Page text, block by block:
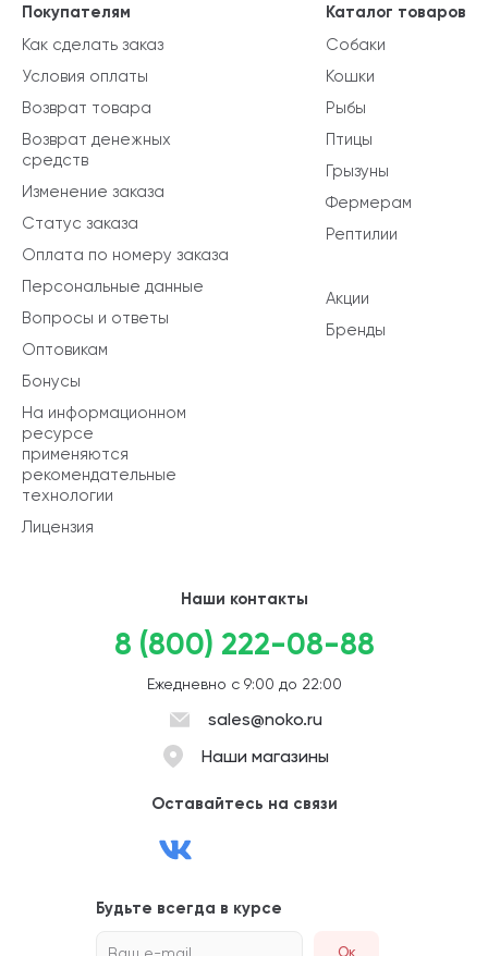
Каталог товаров
Собаки
Кошки
Рыбы
Птицы
Грызуны
Фермерам
Рептилии
Акции
Бренды
Покупателям
Как сделать заказ
Условия оплаты
Возврат товара
Возврат денежных
средств
Изменение заказа
Статус заказа
Оплата по номеру заказа
Персональные данные
Вопросы и ответы
Оптовикам
Бонусы
На информационном
ресурсе
применяются
рекомендательные
технологии
Лицензия
Наши контакты
8 (800) 222-08-88
Ежедневно с 9:00 до 22:00
sales@noko.ru
Наши магазины
Оставайтесь на связи
Будьте всегда в курсе
Ваш e-mail